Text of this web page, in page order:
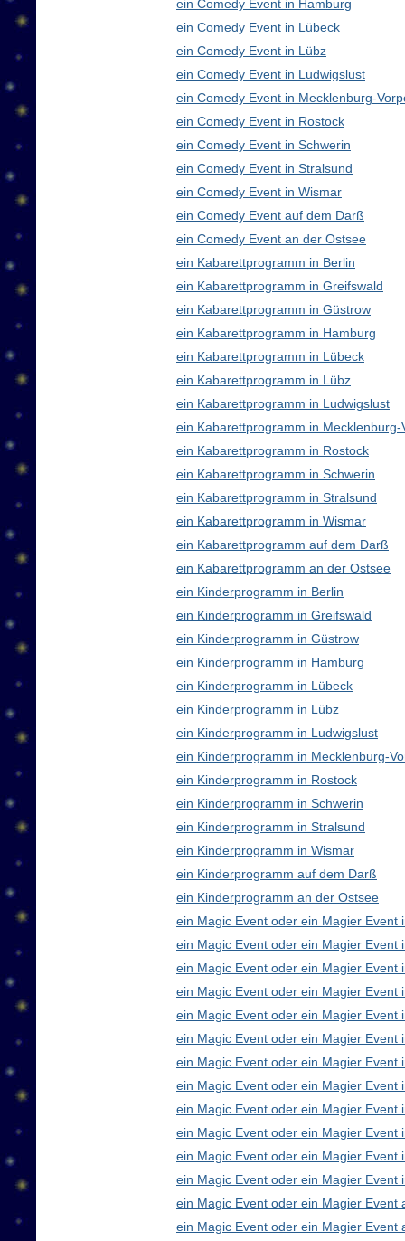
ein Comedy Event in Hamburg
ein Comedy Event in Lübeck
ein Comedy Event in Lübz
ein Comedy Event in Ludwigslust
ein Comedy Event in Mecklenburg-
ein Comedy Event in Rostock
ein Comedy Event in Schwerin
ein Comedy Event in Stralsund
ein Comedy Event in Wismar
ein Comedy Event auf dem Darß
ein Comedy Event an der Ostsee
ein Kabarettprogramm in Berlin
ein Kabarettprogramm in Greifswald
ein Kabarettprogramm in Güstrow
ein Kabarettprogramm in Hamburg
ein Kabarettprogramm in Lübeck
ein Kabarettprogramm in Lübz
ein Kabarettprogramm in Ludwigslust
ein Kabarettprogramm in
ein Kabarettprogramm in Rostock
ein Kabarettprogramm in Schwerin
ein Kabarettprogramm in Stralsund
ein Kabarettprogramm in Wismar
ein Kabarettprogramm auf dem Darß
ein Kabarettprogramm an der Ostsee
ein Kinderprogramm in Berlin
ein Kinderprogramm in Greifswald
ein Kinderprogramm in Güstrow
ein Kinderprogramm in Hamburg
ein Kinderprogramm in Lübeck
ein Kinderprogramm in Lübz
ein Kinderprogramm in Ludwigslust
ein Kinderprogramm in Mecklenburg-
ein Kinderprogramm in Rostock
ein Kinderprogramm in Schwerin
ein Kinderprogramm in Stralsund
ein Kinderprogramm in Wismar
ein Kinderprogramm auf dem Darß
ein Kinderprogramm an der Ostsee
ein Magic Event oder ein Magier Event
ein Magic Event oder ein Magier Event
ein Magic Event oder ein Magier Event
ein Magic Event oder ein Magier Event
ein Magic Event oder ein Magier Event
ein Magic Event oder ein Magier Event
ein Magic Event oder ein Magier Event
ein Magic Event oder ein Magier Event
ein Magic Event oder ein Magier Event
ein Magic Event oder ein Magier Event
ein Magic Event oder ein Magier Event
ein Magic Event oder ein Magier Event
ein Magic Event oder ein Magier Event
ein Magic Event oder ein Magier Event